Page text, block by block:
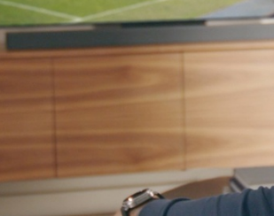
Perez, Samsung Ads: «L'Italia è un
mercato strategico e continuerà a
crescere»